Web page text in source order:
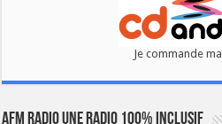
Je commande
AFM RADIO UNE RADIO 100% INCLUSIF